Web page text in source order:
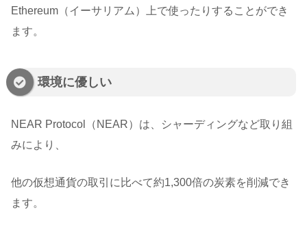
Ethereum（イーサリアム）上で使ったりすることができ
ます。
環境に優しい
NEAR Protocol（NEAR）は、シャーディングなど取り組
みにより、
他の仮想通貨の取引に比べて約1,300倍の炭素を削減でき
ます。